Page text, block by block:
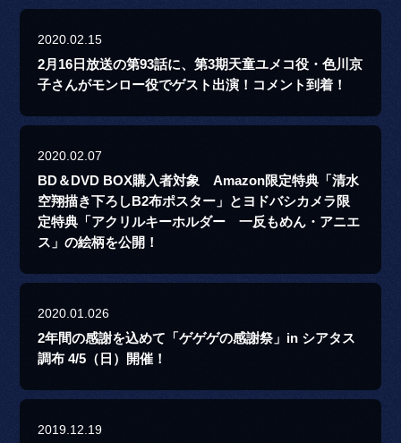
2020.02.15
2月16日放送の第93話に、第3期天童ユメコ役・色川京
子さんがモンロー役でゲスト出演！コメント到着！
2020.02.07
BD＆DVD BOX購入者対象 Amazon限定特典「清水
空翔描き下ろしB2布ポスター」とヨドバシカメラ限
定特典「アクリルキーホルダー 一反もめん・アニエ
ス」の絵柄を公開！
2020.01.026
2年間の感謝を込めて「ゲゲゲの感謝祭」in シアタス
調布 4/5（日）開催！
2019.12.19